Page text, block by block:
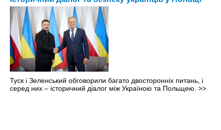
Туск і Зеленський обговорили багато двосторонніх питань, і
серед них – історичний діалог між Україною та Польщею. >>